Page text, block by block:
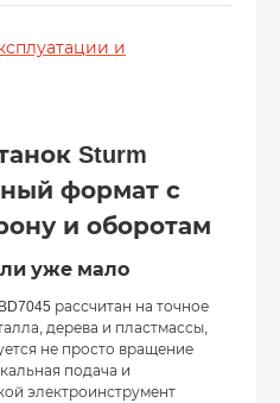
и
Sturm
формат с
и оборотам
уже мало
рассчитан на точное
дерева и пластмассы,
не просто вращение
подача и
электроинструмент